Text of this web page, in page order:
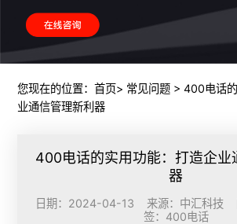
您现在的位置： 首页> 常见问题> 400电话的
业通信管理新利器
400电话的实用功能：打造企业
器
日期：2024-04-13 来源：中汇科
签： 400电话